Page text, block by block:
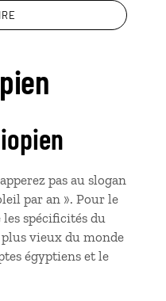
pas au slogan
par an ». Pour le
spécificités du
vieux du monde
égyptiens et le